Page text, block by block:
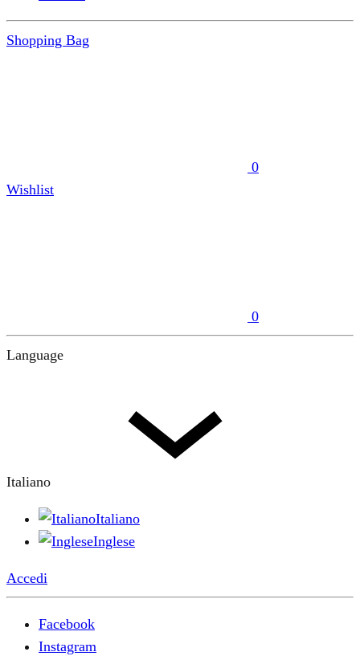
Shopping Bag
0
Wishlist
0
Language
Italiano
Italiano
Inglese
Accedi
Facebook
Instagram